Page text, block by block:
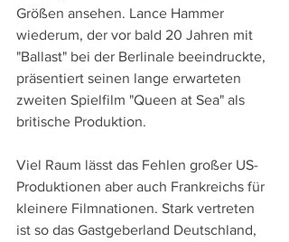
Größen ansehen. Lance Hammer
wiederum, der vor bald 20 Jahren mit
"Ballast" bei der Berlinale beeindruckte,
präsentiert seinen lange erwarteten
zweiten Spielfilm "Queen at Sea" als
britische Produktion.
Viel Raum lässt das Fehlen großer US-
Produktionen aber auch Frankreichs für
kleinere Filmnationen. Stark vertreten
ist so das Gastgeberland Deutschland,